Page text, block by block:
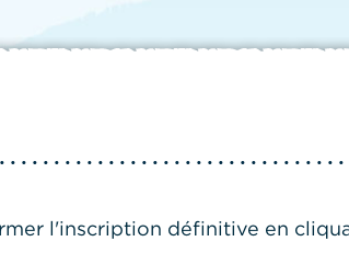
l'inscription définitive en